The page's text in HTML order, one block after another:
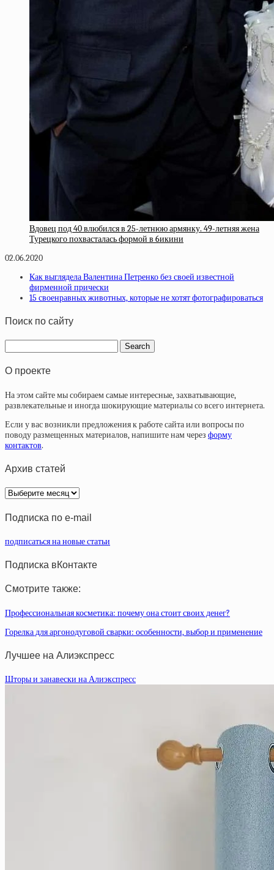
Вдовец под 40 влюбился в 25-летнюю армянку. 49-летняя жена
Турецкого похвасталась формой в 6икини
02.06.2020
Как выглядела Валентина Петренко без своей известной
фирменной прически
15 своенравных животных, которые не хотят фотографироваться
Поиск по сайту
О проекте
На этом сайте мы собираем самые интересные, захватывающие,
развлекательные и иногда шокирующие материалы со всего интернета.
Если у вас возникли предложения к работе сайта или вопросы по
поводу размещенных материалов, напишите нам через форму
контактов.
Архив статей
Архив
статей
Подписка по e-mail
подписаться на новые статьи
Подписка вКонтакте
Смотрите также:
Профессиональная косметика: почему она стоит своих денег?
Горелка для аргонодуговой сварки: особенности, выбор и применение
Лучшее на Алиэкспресс
Шторы и занавески на Алиэкспресс